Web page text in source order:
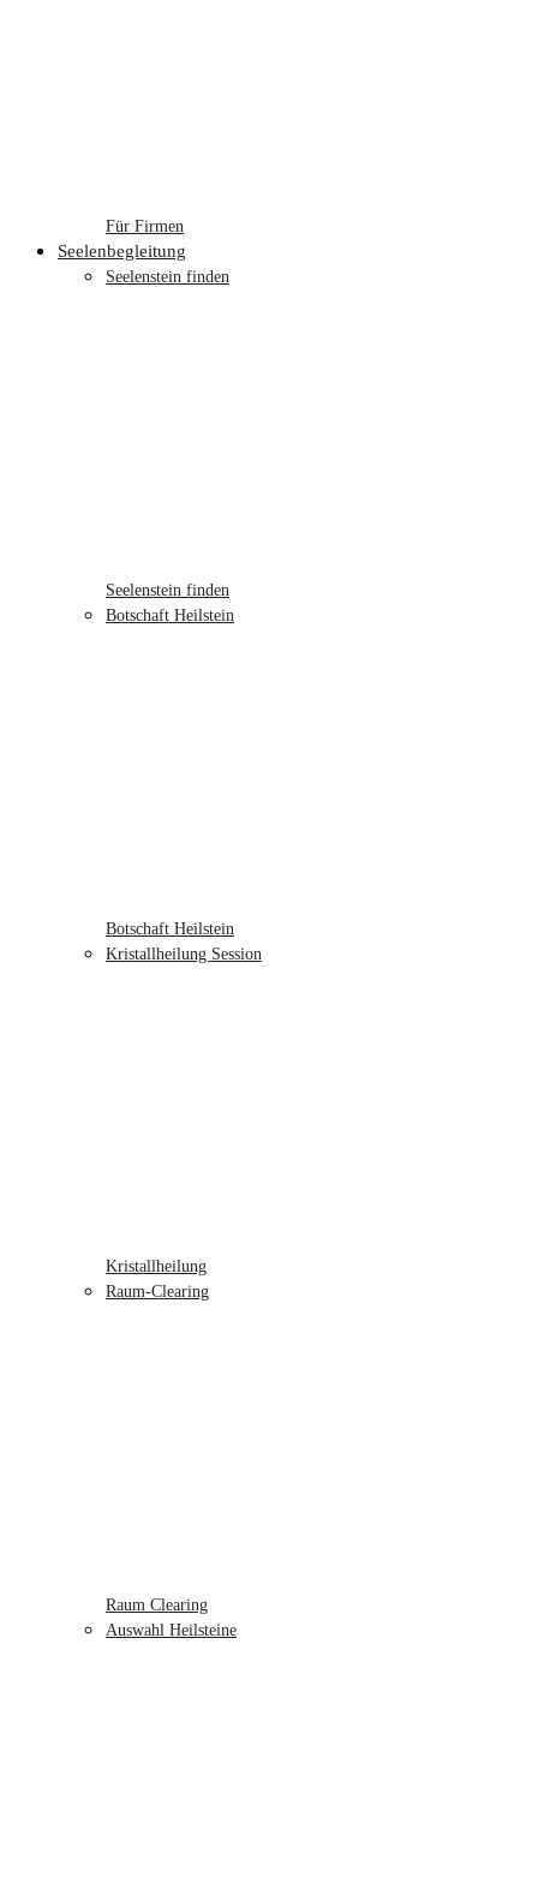
Für Firmen
Seelenbegleitung
Seelenstein finden
Seelenstein finden
Botschaft Heilstein
Botschaft Heilstein
Kristallheilung Session
Kristallheilung
Raum-Clearing
Raum Clearing
Auswahl Heilsteine